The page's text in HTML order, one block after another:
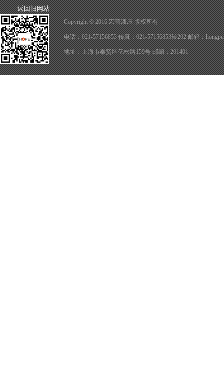
返回旧网站
Copyright © 2016 宏普液压 版权所有
电话：021-57156853 传真：021-57156853转202 邮箱：
地址：上海市奉贤区亿松路159号 邮编：201401